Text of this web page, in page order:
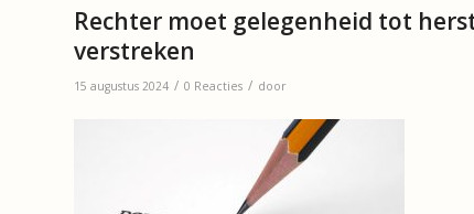
Rechter moet gelegenheid tot
verstreken
15 augustus 2024 / 0 Reacties / door